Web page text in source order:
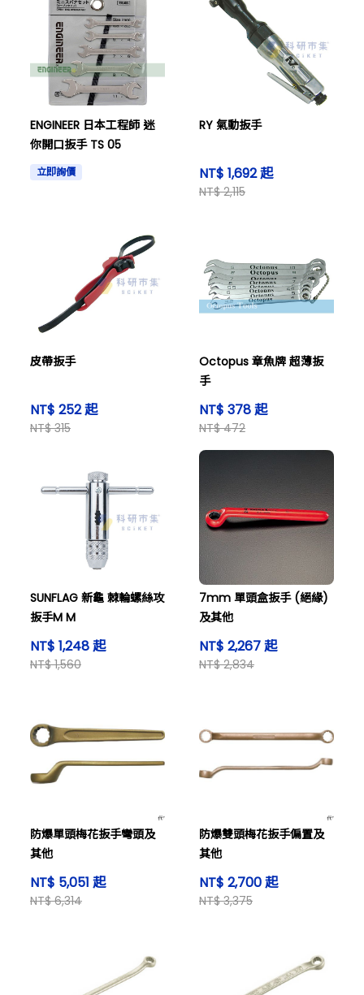
ENGINEER 日本工程師 迷
你開口扳手 TS 05
立即詢價
RY 氣動扳手
NT$ 1,692 起
NT$ 2,115
皮帶扳手
NT$ 252 起
NT$ 315
Octopus 章魚牌 超薄扳
手
NT$ 378 起
NT$ 472
SUNFLAG 新龜 棘輪螺絲攻
扳手M M
NT$ 1,248 起
NT$ 1,560
7mm 單頭盒扳手 (絕緣)
及其他
NT$ 2,267 起
NT$ 2,834
防爆單頭梅花扳手彎頭及
其他
NT$ 5,051 起
NT$ 6,314
防爆雙頭梅花扳手偏置及
其他
NT$ 2,700 起
NT$ 3,375